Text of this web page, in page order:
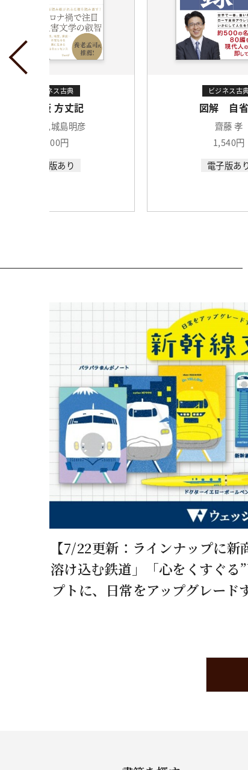
ビジネス古典
図解 自省録
齋藤 孝
1,540円
電子版あり
ビジネス古
図解 歎異抄（た
齋藤 孝
1,540円
電子版あ
【7/22更新：ラインナップに
溶け込む鉄道」「心をくすぐる
プトに、日常をアップグレー